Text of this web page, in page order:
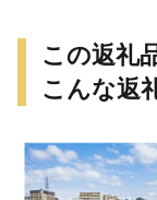
この返礼
こんな返